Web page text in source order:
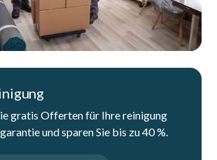
gratis Offerten für Ihre reinigung
und sparen Sie bis zu 40 %.